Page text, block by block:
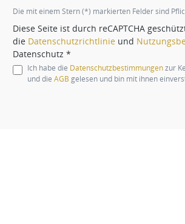
Die mit einem Stern (*) markierten Felder sind
Diese Seite ist durch reCAPTCHA
die Datenschutzrichtlinie und
Datenschutz *
Ich habe die Datenschutzbestimmungenzur
und die AGB gelesen und bin mit ihnen